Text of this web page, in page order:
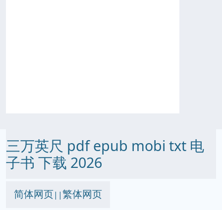
三万英尺 pdf epub mobi txt 电
子书 下载 2026
简体网页||繁体网页